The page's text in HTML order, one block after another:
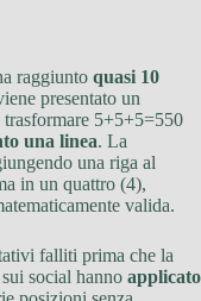
raggiunto quasi 10
presentato un
trasformare 5+5+5=550
una linea. La
una riga al
in un quattro (4),
valida.
falliti prima che la
social hanno applicato